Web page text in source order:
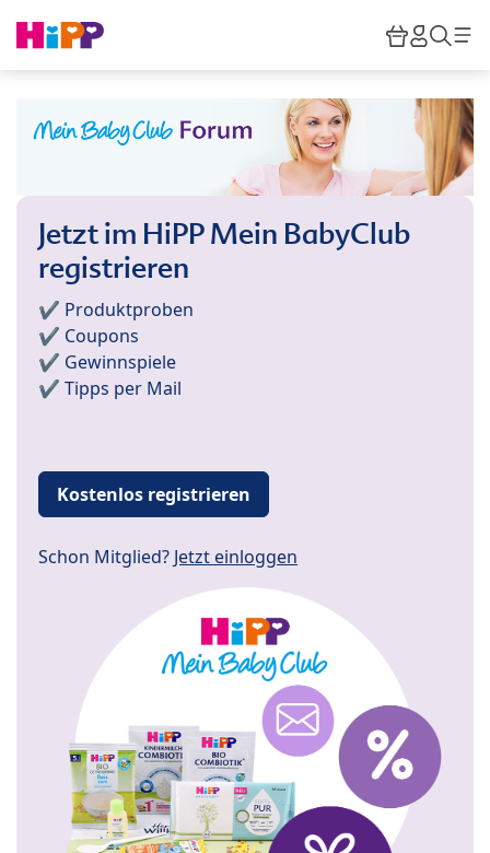
HiPP
Jetzt im HiPP Mein BabyClub
registrieren
✔️ Produktproben
✔️ Coupons
✔️ Gewinnspiele
✔️ Tipps per Mail
Kostenlos registrieren
Schon Mitglied? Jetzt einloggen